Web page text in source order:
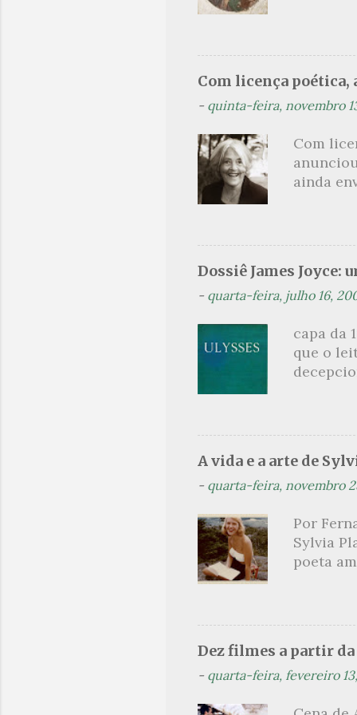
no
maçã
trazes
Com licença poética,
- quinta-feira, novembro
Com
ainda
não,
toda
na hora
Dossiê James Joyce:
- quarta-feira, julho 16,
capa da
que o
leitor,
leitura
heróico
próprio
A vida e a arte de
- quarta-feira, novembro
Por
Sylvia
poeta
como
Hughes.
aluna
Dez filmes a partir
- quarta-feira, fevereiro